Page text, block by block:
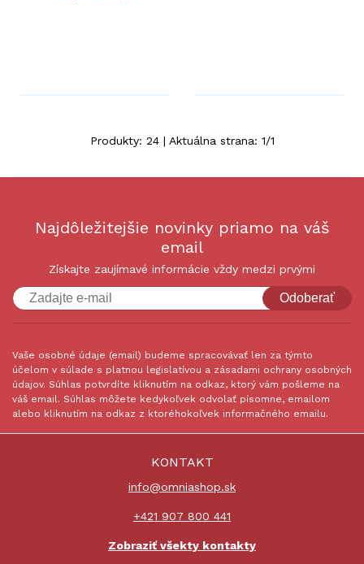
Produkty: 24| Aktuálna strana: 1/1
Najdôležitejšie novinky priamo na váš
email
Získajte zaujímavé informácie vždy medzi prvými
Odoberať
Vaše osobné údaje (email) budeme spracovávať len za týmto
účelom v súlade s platnou legislatívou a zásadami ochrany osobných
údajov. Súhlas potvrdíte kliknutím na odkaz, ktorý vám pošleme na
váš email. Súhlas môžete kedykoľvek odvolať písomne, emailom
alebo kliknutím na odkaz z ktoréhokoľvek informačného emailu.
KONTAKT
info@omniashop.sk
+421 907 800 441
Zobraziť všekty kontakty